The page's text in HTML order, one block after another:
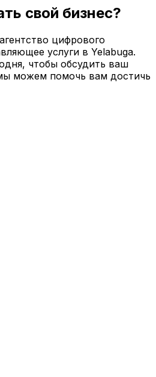
свой бизнес?
цифрового
услуги в Yelabuga.
чтобы обсудить ваш
можем помочь вам достичь